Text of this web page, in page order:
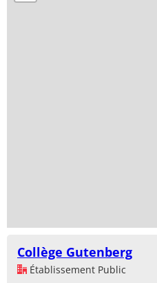
Collège Gutenberg
Établissement Public